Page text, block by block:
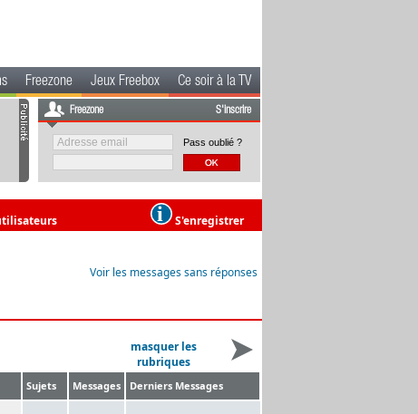
Freezone Jeux Freebox Ce soir à la TV
Freezone S'inscrire
Pass oublié ?
S'enregistrer
Voir les messages sans réponses
masquer les
rubriques
Sujets Messages Derniers Messages